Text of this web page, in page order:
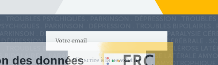
S'inscrire à la newsletter